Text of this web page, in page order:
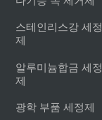
스테인리스강 세정
제
알루미늄합금 세정
제
광학 부품 세정제